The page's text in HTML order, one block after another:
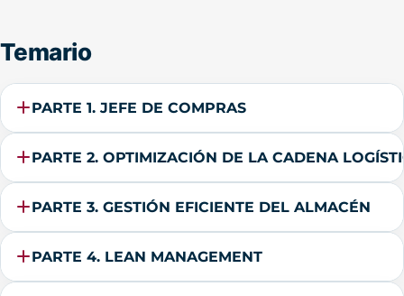
Temario
PARTE 1. JEFE DE COMPRAS
PARTE 2. OPTIMIZACIÓN DE LA CADENA
PARTE 3. GESTIÓN EFICIENTE DEL ALMACÉN
PARTE 4. LEAN MANAGEMENT